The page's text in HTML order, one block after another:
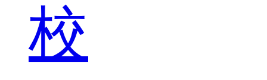
校